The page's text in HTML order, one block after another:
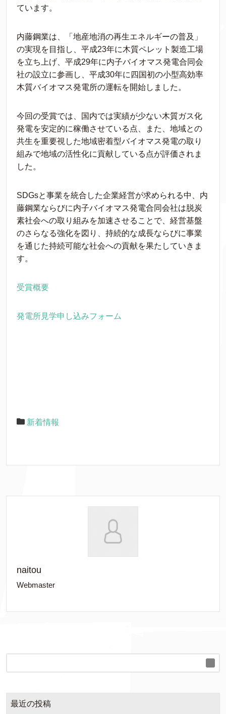
ています。
内藤鋼業は、「地産地消の再生エネルギーの普及」
の実現を目指し、平成23年に木質ペレット製造工場
を立ち上げ、平成29年に内子バイオマス発電合同会
社の設立に参画し、平成30年に四国初の小型高効率
木質バイオマス発電所の運転を開始しました。
今回の受賞では、国内では実績が少ない木質ガス化
発電を安定的に稼働させている点、また、地域との
共生を重要視した地域密着型バイオマス発電の取り
組みで地域の活性化に貢献している点が評価されま
した。
SDGsと事業を統合した企業経営が求められる中、内
藤鋼業ならびに内子バイオマス発電合同会社は脱炭
素社会への取り組みを加速させることで、経営基盤
のさらなる強化を図り、持続的な成長ならびに事業
を通じた持続可能な社会への貢献を果たしていきま
す。
受賞概要
発電所見学申し込みフォーム
新着情報
naitou
Webmaster
最近の投稿